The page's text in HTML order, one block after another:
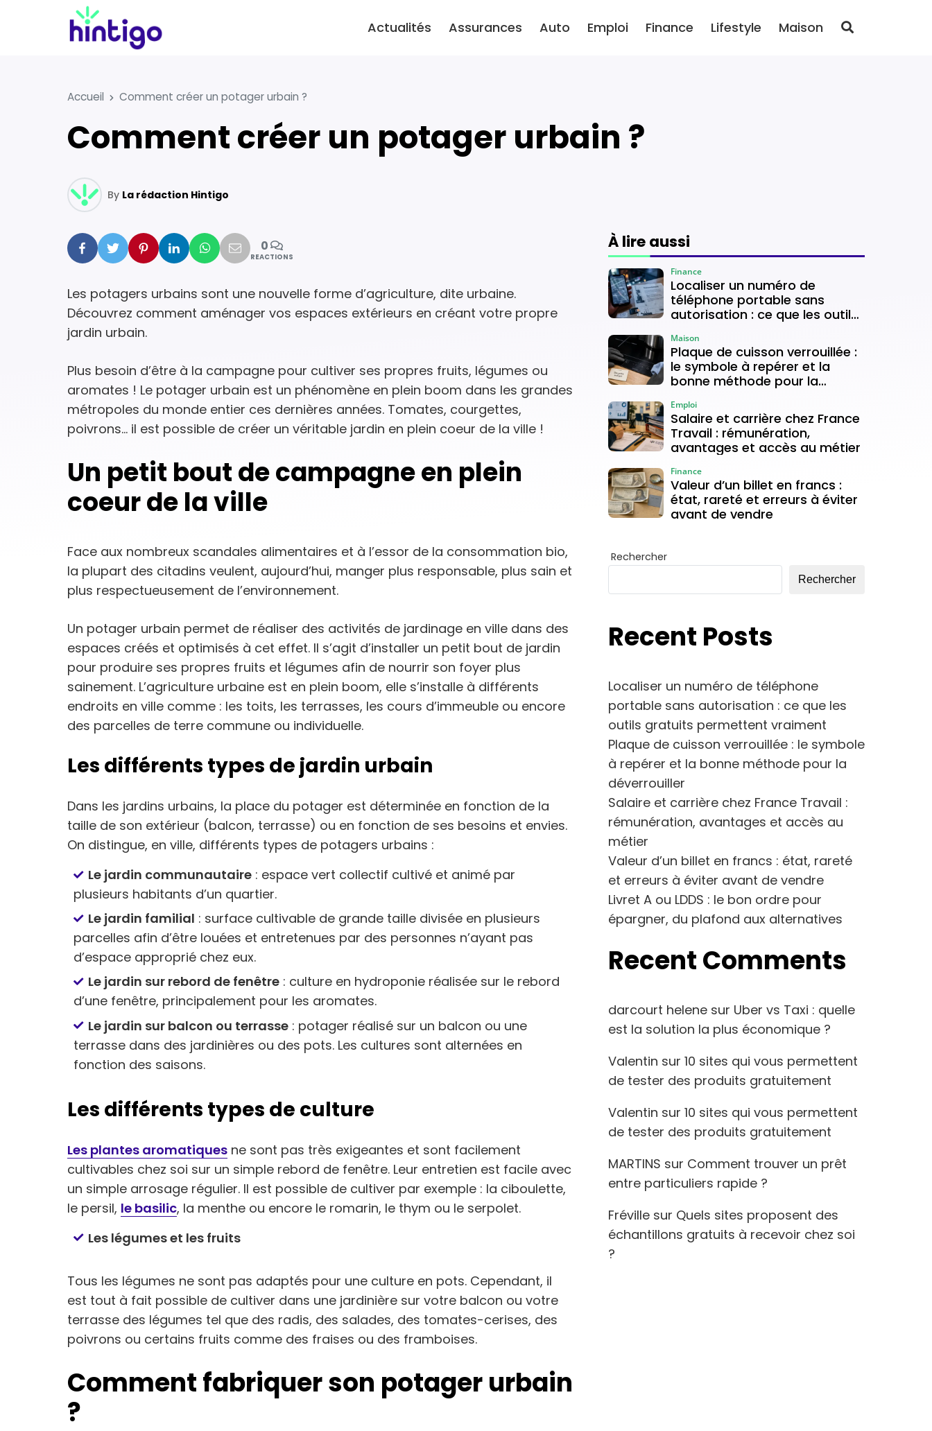
Actualités Assurances Auto Emploi Finance Lifestyle Maison
Accueil Comment créer un potager urbain ?
Comment créer un potager urbain ?
By La rédaction Hintigo
Facebook
Twitter PinterestLinkedinWhatsapp
Mail0
REACTIONS
Les potagers urbains sont une nouvelle forme d’agriculture, dite urbaine.
Découvrez comment aménager vos espaces extérieurs en créant votre propre
jardin urbain.
Plus besoin d’être à la campagne pour cultiver ses propres fruits, légumes ou
aromates ! Le potager urbain est un phénomène en plein boom dans les grandes
métropoles du monde entier ces dernières années. Tomates, courgettes,
poivrons… il est possible de créer un véritable jardin en plein coeur de la ville !
Un petit bout de campagne en plein
coeur de la ville
Face aux nombreux scandales alimentaires et à l’essor de la consommation bio,
la plupart des citadins veulent, aujourd’hui, manger plus responsable, plus sain et
plus respectueusement de l’environnement.
Un potager urbain permet de réaliser des activités de jardinage en ville dans des
espaces créés et optimisés à cet effet. Il s’agit d’installer un petit bout de jardin
pour produire ses propres fruits et légumes afin de nourrir son foyer plus
sainement. L’agriculture urbaine est en plein boom, elle s’installe à différents
endroits en ville comme : les toits, les terrasses, les cours d’immeuble ou encore
des parcelles de terre commune ou individuelle.
Les différents types de jardin urbain
Dans les jardins urbains, la place du potager est déterminée en fonction de la
taille de son extérieur (balcon, terrasse) ou en fonction de ses besoins et envies.
On distingue, en ville, différents types de potagers urbains :
Le jardin communautaire : espace vert collectif cultivé et animé par
plusieurs habitants d’un quartier.
Le jardin familial : surface cultivable de grande taille divisée en plusieurs
parcelles afin d’être louées et entretenues par des personnes n’ayant pas
d’espace approprié chez eux.
Le jardin sur rebord de fenêtre : culture en hydroponie réalisée sur le rebord
d’une fenêtre, principalement pour les aromates.
Le jardin sur balcon ou terrasse : potager réalisé sur un balcon ou une
terrasse dans des jardinières ou des pots. Les cultures sont alternées en
fonction des saisons.
Les différents types de culture
Les plantes aromatiques ne sont pas très exigeantes et sont facilement
cultivables chez soi sur un simple rebord de fenêtre. Leur entretien est facile avec
un simple arrosage régulier. Il est possible de cultiver par exemple : la ciboulette,
le persil, le basilic, la menthe ou encore le romarin, le thym ou le serpolet.
Les légumes et les fruits
Tous les légumes ne sont pas adaptés pour une culture en pots. Cependant, il
est tout à fait possible de cultiver dans une jardinière sur votre balcon ou votre
terrasse des légumes tel que des radis, des salades, des tomates-cerises, des
poivrons ou certains fruits comme des fraises ou des framboises.
Comment fabriquer son potager urbain
?
À lire aussi
Localiser un numéro de
téléphone portable sans
autorisation : ce que les outils
Finance
Plaque de cuisson verrouillée :
le symbole à repérer et la
bonne méthode pour la
Maison
Salaire et carrière chez France
Travail : rémunération,
avantages et accès au métier
Emploi
Valeur d’un billet en francs :
état, rareté et erreurs à éviter
avant de vendre
Finance
Rechercher
Rechercher
Recent Posts
Localiser un numéro de téléphone
portable sans autorisation : ce que les
outils gratuits permettent vraiment
Plaque de cuisson verrouillée : le symbole
à repérer et la bonne méthode pour la
déverrouiller
Salaire et carrière chez France Travail :
rémunération, avantages et accès au
métier
Valeur d’un billet en francs : état, rareté
et erreurs à éviter avant de vendre
Livret A ou LDDS : le bon ordre pour
épargner, du plafond aux alternatives
Recent Comments
darcourt helene sur Uber vs Taxi : quelle
est la solution la plus économique ?
Valentin sur 10 sites qui vous permettent
de tester des produits gratuitement
Valentin sur 10 sites qui vous permettent
de tester des produits gratuitement
MARTINS sur Comment trouver un prêt
entre particuliers rapide ?
Fréville sur Quels sites proposent des
échantillons gratuits à recevoir chez soi
?